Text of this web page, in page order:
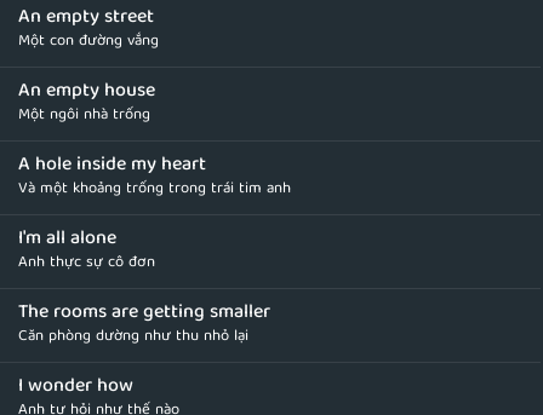
An empty street
Một con đường vắng
An empty house
Một ngôi nhà trống
A hole inside my heart
Và một khoảng trống trong trái tim anh
I'm all alone
Anh thực sự cô đơn
The rooms are getting smaller
Căn phòng dường như thu nhỏ lại
I wonder how